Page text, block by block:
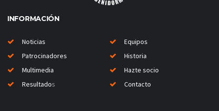
INFORMACIÓN
Noticias
Equipos
Patrocinadores
Historia
Multimedia
Hazte socio
Resultados Contacto